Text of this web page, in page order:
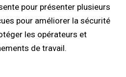
pour présenter plusieurs
pour améliorer la sécurité
les opérateurs et
de travail.